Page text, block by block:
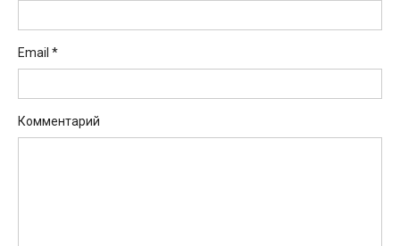
Email *
Комментарий